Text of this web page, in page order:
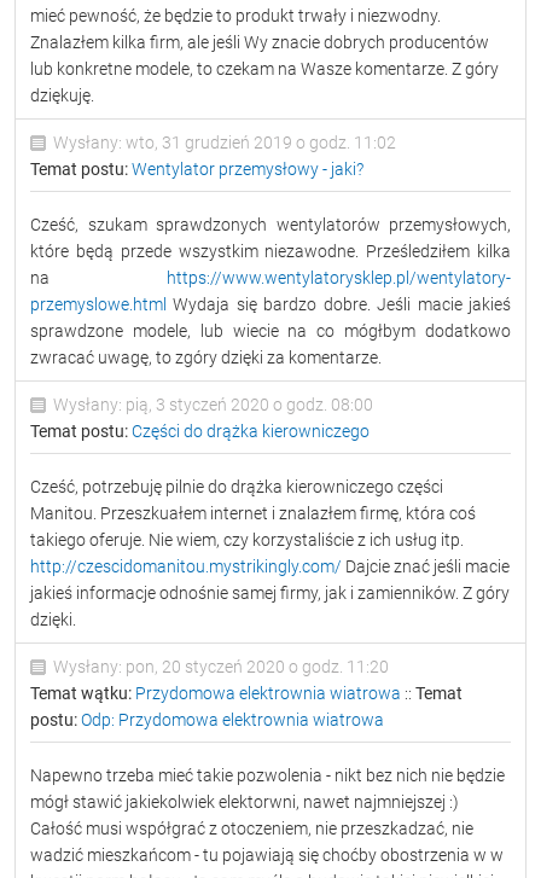
mieć pewność, że będzie to produkt trwały i niezwodny.
Znalazłem kilka firm, ale jeśli Wy znacie dobrych producentów
lub konkretne modele, to czekam na Wasze komentarze. Z góry
dziękuję.
Wysłany: wto, 31 grudzień 2019 o godz. 11:02
Temat postu:Wentylator przemysłowy - jaki?
Cześć, szukam sprawdzonych wentylatorów przemysłowych,
które będą przede wszystkim niezawodne. Prześledziłem kilka
na
https://www.wentylatorysklep.pl/wentylatory-
przemyslowe.html Wydaja się bardzo dobre. Jeśli macie jakieś
sprawdzone modele, lub wiecie na co mógłbym dodatkowo
zwracać uwagę, to zgóry dzięki za komentarze.
Wysłany: pią, 3 styczeń 2020 o godz. 08:00
Temat postu:Części do drążka kierowniczego
Cześć, potrzebuję pilnie do drążka kierowniczego części
Manitou. Przeszkuałem internet i znalazłem firmę, która coś
takiego oferuje. Nie wiem, czy korzystaliście z ich usług itp.
http://czescidomanitou.mystrikingly.com/ Dajcie znać jeśli macie
jakieś informacje odnośnie samej firmy, jak i zamienników. Z góry
dzięki.
Wysłany: pon, 20 styczeń 2020 o godz. 11:20
Temat wątku: Przydomowa elektrownia wiatrowa :: Temat
postu:Odp: Przydomowa elektrownia wiatrowa
Napewno trzeba mieć takie pozwolenia - nikt bez nich nie będzie
mógł stawić jakiekolwiek elektorwni, nawet najmniejszej :)
Całość musi współgrać z otoczeniem, nie przeszkadzać, nie
wadzić mieszkańcom - tu pojawiają się choćby obostrzenia w w